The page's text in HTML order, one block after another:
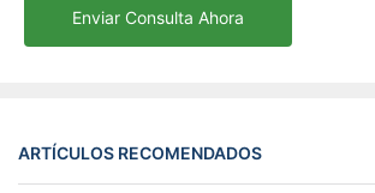
Enviar Consulta Ahora
ARTÍCULOS RECOMENDADOS